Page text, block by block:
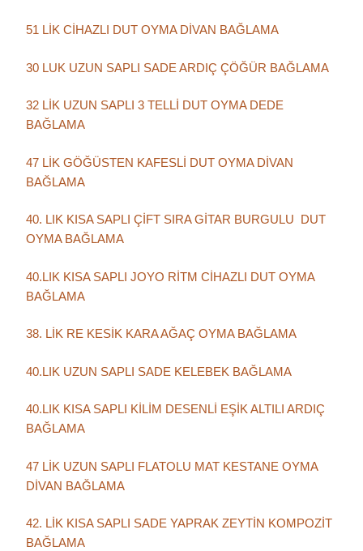
51 LİK CİHAZLI DUT OYMA DİVAN BAĞLAMA
30 LUK UZUN SAPLI SADE ARDIÇ ÇÖĞÜR BAĞLAMA
32 LİK UZUN SAPLI 3 TELLİ DUT OYMA DEDE
BAĞLAMA
47 LİK GÖĞÜSTEN KAFESLİ DUT OYMA DİVAN
BAĞLAMA
40. LIK KISA SAPLI ÇİFT SIRA GİTAR BURGULU DUT
OYMA BAĞLAMA
40.LIK KISA SAPLI JOYO RİTM CİHAZLI DUT OYMA
BAĞLAMA
38. LİK RE KESİK KARA AĞAÇ OYMA BAĞLAMA
40.LIK UZUN SAPLI SADE KELEBEK BAĞLAMA
40.LIK KISA SAPLI KİLİM DESENLİ EŞİK ALTILI ARDIÇ
BAĞLAMA
47 LİK UZUN SAPLI FLATOLU MAT KESTANE OYMA
DİVAN BAĞLAMA
42. LİK KISA SAPLI SADE YAPRAK ZEYTİN KOMPOZİT
BAĞLAMA